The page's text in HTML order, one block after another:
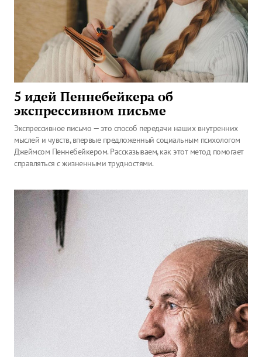
5 идей Пеннебейкера об
экспрессивном письме
Экспрессивное письмо — это способ передачи наших внутренних
мыслей и чувств, впервые предложенный социальным психологом
Джеймсом Пеннебейкером. Рассказываем, как этот метод помогает
справляться с жизненными трудностями.